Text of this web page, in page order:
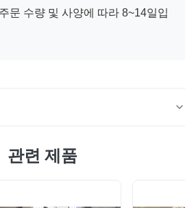
문 수량 및 사양에 따라 8~14일입
포함한 포괄적인 가공 서비스를 통해
관련 제품